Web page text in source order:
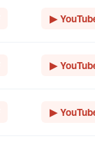
▶
▶
▶